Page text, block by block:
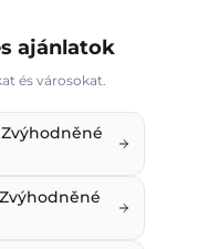
ajánlatok
és városokat.